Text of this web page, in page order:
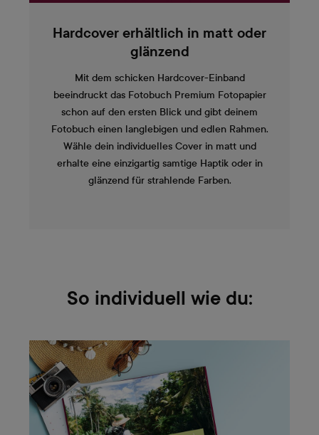
Hardcover erhältlich in matt oder
glänzend
Mit dem schicken Hardcover-Einband
beeindruckt das Fotobuch Premium Fotopapier
schon auf den ersten Blick und gibt deinem
Fotobuch einen langlebigen und edlen Rahmen.
Wähle dein individuelles Cover in matt und
erhalte eine einzigartig samtige Haptik oder in
glänzend für strahlende Farben.
So individuell wie du: